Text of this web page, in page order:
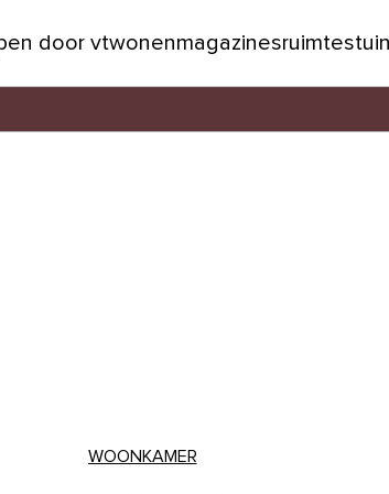
door vtwonenmagazinesruimtestuin
WOONKAMER